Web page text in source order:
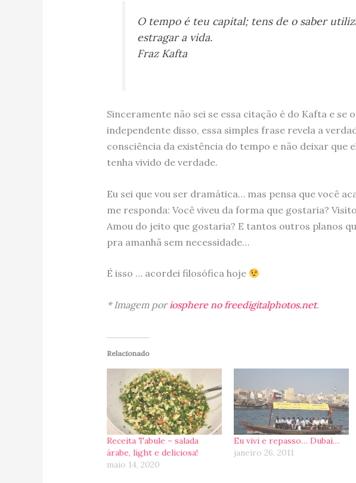
O tempo é teu capital; tens de o saber
estragar a vida.
Fraz Kafta
Sinceramente não sei se essa citação é do Kafta e se
independente disso, essa simples frase revela a
consciência da existência do tempo e não deixar que
tenha vivido de verdade.
Eu sei que vou ser dramática… mas pensa que você
me responda: Você viveu da forma que gostaria?
Amou do jeito que gostaria? E tantos outros planos
pra amanhã sem necessidade…
É isso … acordei filosófica hoje
* Imagem por iosphere no freedigitalphotos.net.
Relacionado
Receita Tabule – salada
árabe, light e deliciosa!
maio 14, 2020
Eu vivi e repasso… Dubai…
janeiro 26, 2011